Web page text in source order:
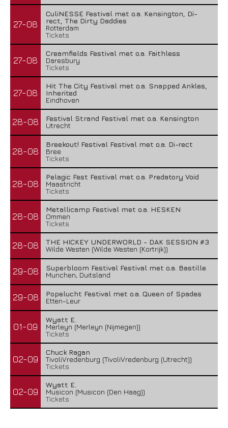
27-08
CuliNESSE Festival met o.a. Kensington, Di-
rect, The Dirty Daddies
Rotterdam
Tickets
27-08
Creamfields Festival met o.a. Faithless
Daresbury
Tickets
27-08
Hit The City Festival met o.a. Snapped Ankles,
Inherited
Eindhoven
28-08
Festival Strand Festival met o.a. Kensington
Utrecht
28-08
Breekout! Festival Festival met o.a. Di-rect
Bree
Tickets
28-08
Pelagic Fest Festival met o.a. Predatory Void
Maastricht
Tickets
28-08
Metallicamp Festival met o.a. HESKEN
Ommen
Tickets
28-08
THE HICKEY UNDERWORLD - DAK SESSION #3
Wilde Westen (Wilde Westen (Kortrijk))
29-08
Superbloom Festival Festival met o.a. Bastille
Munchen, Duitsland
29-08
Popelucht Festival met o.a. Queen of Spades
Etten-Leur
01-09
Wyatt E.
Merleyn (Merleyn (Nijmegen))
Tickets
02-09
Chuck Ragan
TivoliVredenburg (TivoliVredenburg (Utrecht))
Tickets
02-09
Wyatt E.
Musicon (Musicon (Den Haag))
Tickets